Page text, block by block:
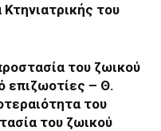
του
του ζωικού
επιζωοτίες – Θ.
του
του ζωικού